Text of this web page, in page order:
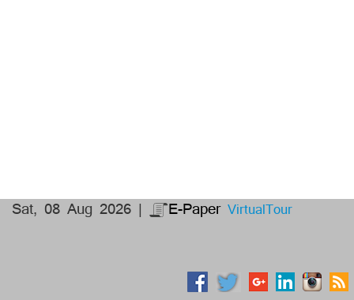
Sat, 08 Aug 2026 | E-Paper VirtualTour